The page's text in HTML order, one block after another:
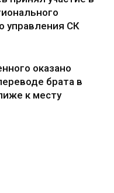
управления СК
оказано
брата в
к месту